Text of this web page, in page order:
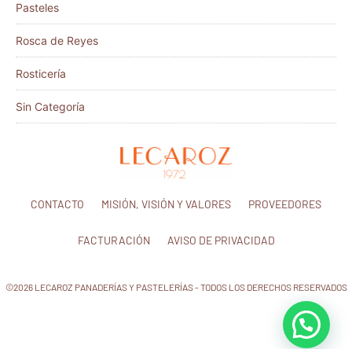
Pasteles
Rosca de Reyes
Rosticería
Sin Categoría
CONTACTO MISIÓN, VISIÓN Y VALORES PROVEEDORES
FACTURACIÓN AVISO DE PRIVACIDAD
©2026 LECAROZ PANADERÍAS Y PASTELERÍAS - TODOS LOS DERECHOS RESERVADOS